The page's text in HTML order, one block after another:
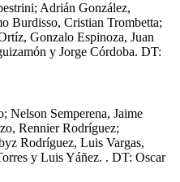
Adrián González,
Burdisso, Cristian Trombetta;
Gonzalo Espinoza, Juan
y Jorge Córdoba. DT:
Nelson Semperena, Jaime
Rennier Rodríguez;
Rodríguez, Luis Vargas,
y Luis Yáñez. . DT: Oscar